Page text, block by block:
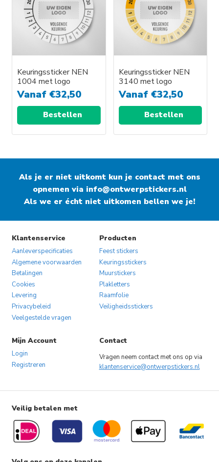
Keuringssticker NEN
1004 met logo
Vanaf €32,50
Bestellen
Keuringssticker NEN
3140 met logo
Vanaf €32,50
Bestellen
Als je er niet uitkomt kun je contact met ons
opnemen via info@ontwerpstickers.nl
Als we er écht niet uitkomen bellen we je!
Klantenservice
Aanleverspecificaties
Algemene voorwaarden
Betalingen
Cookies
Levering
Privacybeleid
Veelgestelde vragen
Producten
Feest stickers
Keuringsstickers
Muurstickers
Plakletters
Raamfolie
Veiligheidsstickers
Mijn Account
Login
Registreren
Contact
Vragen neem contact met ons op via
klantenservice@ontwerpstickers.nl
Veilig betalen met